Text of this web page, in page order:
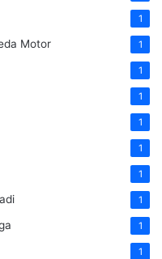
1
Motor 1
1
1
1
1
1
1
1
1